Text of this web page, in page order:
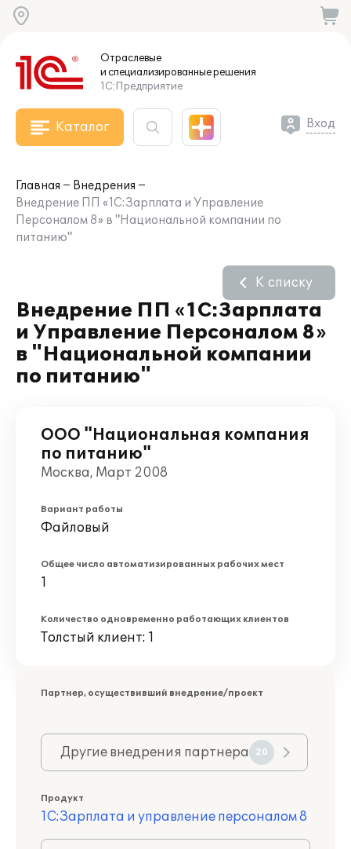
Отраслевые
и специализированныерешения
1С:Предприятие
Каталог Вход
Главная
Внедрения
Внедрение ПП «1С:Зарплата и Управление
Персоналом 8» в "Национальной компании по
питанию"
Внедрение ПП «1С:Зарплата
и Управление Персоналом 8»
в "Национальной компании
по питанию"
К списку
ООО "Национальная компания
по питанию"
Москва, Март 2008
Вариант работы
Файловый
Общее число автоматизированных рабочих мест
1
Количество одновременно работающих клиентов
Толстый клиент: 1
Партнер, осуществивший внедрение/проект
Другие внедрения партнера 20
Продукт
1С:Зарплата и управление персоналом 8